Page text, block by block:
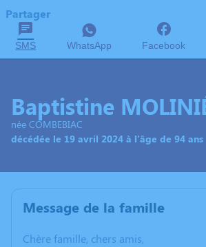
Partager
SMS WhatsApp Facebook
Baptistine
née COMBEBIAC
décédée le 19 avril 2024 à l'âge de 94 ans
Message de la famille
Chère famille, chers amis,